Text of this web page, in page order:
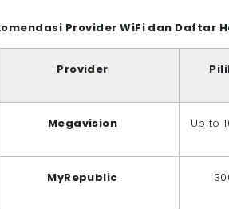
Provider WiFi dan Daftar
Provider
Megavision Up to
MyRepublic